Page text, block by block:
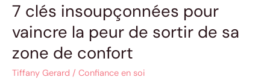
7 clés insoupçonnées pour
vaincre la peur de sortir de sa
zone de confort
Tiffany Gerard / Confiance en soi
de
confort